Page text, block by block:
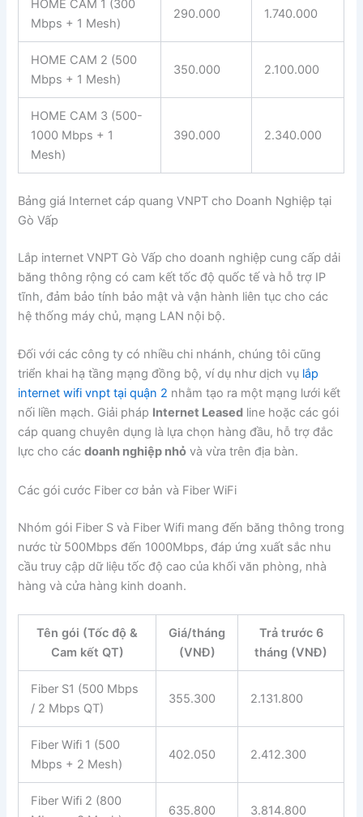
HOME CAM 1 (300
Mbps + 1 Mesh)
290.000 1.740.000
HOME CAM 2 (500
Mbps + 1 Mesh)
350.000 2.100.000
HOME CAM 3 (500-
1000 Mbps + 1
Mesh)
390.000 2.340.000
Bảng giá Internet cáp quang VNPT cho Doanh Nghiệp tại
Gò Vấp
Lắp internet VNPT Gò Vấp cho doanh nghiệp cung cấp dải
băng thông rộng có cam kết tốc độ quốc tế và hỗ trợ IP
tĩnh, đảm bảo tính bảo mật và vận hành liên tục cho các
hệ thống máy chủ, mạng LAN nội bộ.
Đối với các công ty có nhiều chi nhánh, chúng tôi cũng
triển khai hạ tầng mạng đồng bộ, ví dụ như dịch vụ lắp
internet wifi vnpt tại quận 2 nhằm tạo ra một mạng lưới kết
nối liền mạch. Giải pháp Internet Leased line hoặc các gói
cáp quang chuyên dụng là lựa chọn hàng đầu, hỗ trợ đắc
lực cho cácdoanh nghiệp nhỏ và vừa trên địa bàn.
Các gói cước Fiber cơ bản và Fiber WiFi
Nhóm gói Fiber S và Fiber Wifi mang đến băng thông trong
nước từ 500Mbps đến 1000Mbps, đáp ứng xuất sắc nhu
cầu truy cập dữ liệu tốc độ cao của khối văn phòng, nhà
hàng và cửa hàng kinh doanh.
Tên gói (Tốc độ &
Cam kết QT)
Giá/tháng
(VNĐ)
Trả trước 6
tháng (VNĐ)
Fiber S1 (500 Mbps
/ 2 Mbps QT)
355.300 2.131.800
Fiber Wifi 1 (500
Mbps + 2 Mesh)
402.050 2.412.300
Fiber Wifi 2 (800
635.800 3.814.800